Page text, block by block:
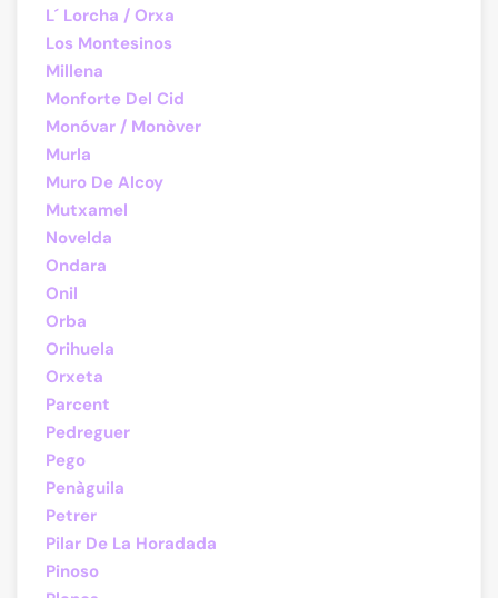
L´ Lorcha / Orxa
Los Montesinos
Millena
Monforte Del Cid
Monóvar / Monòver
Murla
Muro De Alcoy
Mutxamel
Novelda
Ondara
Onil
Orba
Orihuela
Orxeta
Parcent
Pedreguer
Pego
Penàguila
Petrer
Pilar De La Horadada
Pinoso